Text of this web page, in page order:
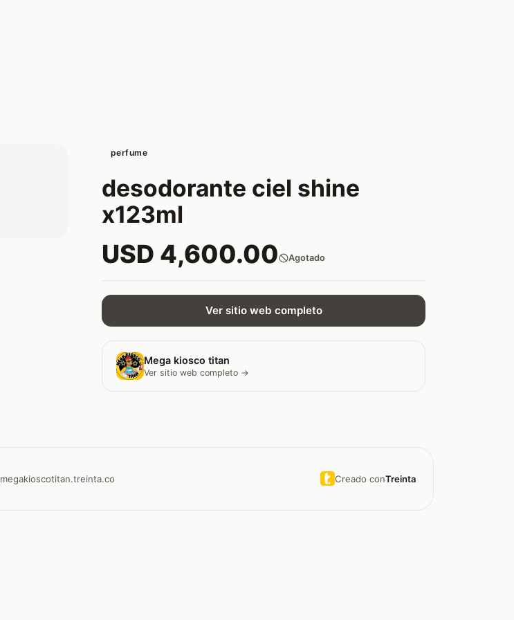
perfume
desodorante ciel shine
x123ml
USD 4,600.00 Agotado
Ver sitio web completo
Mega kiosco titan
Ver sitio web completo →
megakioscotitan.treinta.co Creado conTreinta